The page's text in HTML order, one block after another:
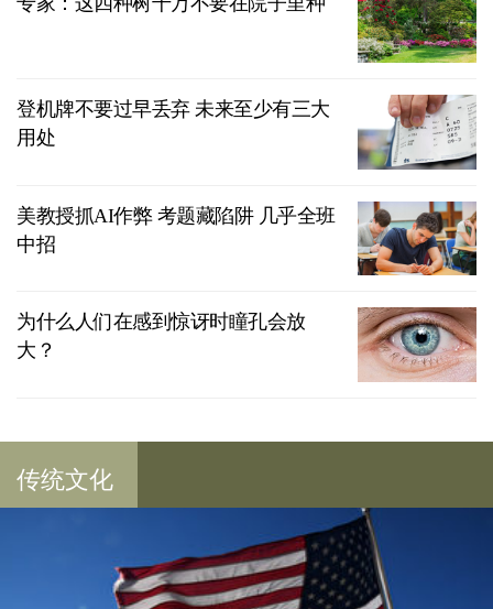
登机牌不要过早丢弃 未来至少有三大
用处
美教授抓AI作弊 考题藏陷阱 几乎全班
中招
为什么人们在感到惊讶时瞳孔会放
大？
传统文化